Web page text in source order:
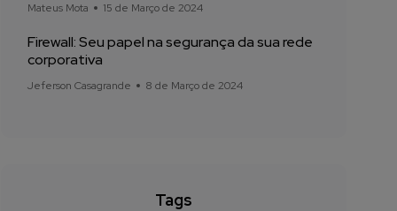
Mateus Mota 15 de Março de 2024
Firewall: Seu papel na segurança da sua rede
corporativa
Jeferson Casagrande 8 de Março de 2024
Tags